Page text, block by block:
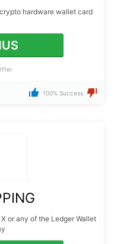
crypto hardware wallet card
100% Success
or any of the Ledger Wallet